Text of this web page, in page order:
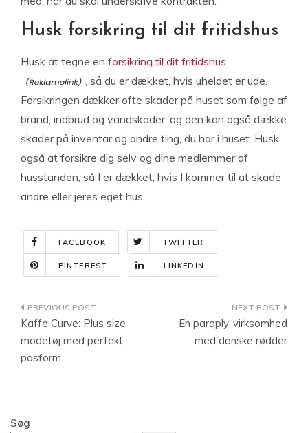
Husk forsikring til dit fritidshus
Husk at tegne en forsikring til dit fritidshus
, så du er dækket, hvis uheldet er ude.
Forsikringen dækker ofte skader på huset som følge af
brand, indbrud og vandskader, og den kan også dække
skader på inventar og andre ting, du har i huset. Husk
også at forsikre dig selv og dine medlemmer af
husstanden, så I er dækket, hvis I kommer til at skade
andre eller jeres eget hus.
FACEBOOK TWITTER
PINTEREST LINKEDIN
Indlægsnavigation
Kaffe Curve: Plus size
modetøj med perfekt
pasform
En paraply-virksomhed
med danske rødder
Søg